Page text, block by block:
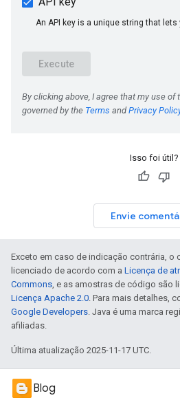
Isso foi útil?
Envie
Exceto em caso de indicação contrária, o
licenciado de acordo com a Licença de
Commons, e as amostras de código são
Licença Apache 2.0. Para mais detalhes,
Google Developers. Java é uma marca
afiliadas.
Última atualização 2025-11-17 UTC.
Blog